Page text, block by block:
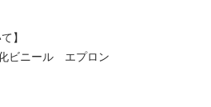
】
ビニール　エプロン